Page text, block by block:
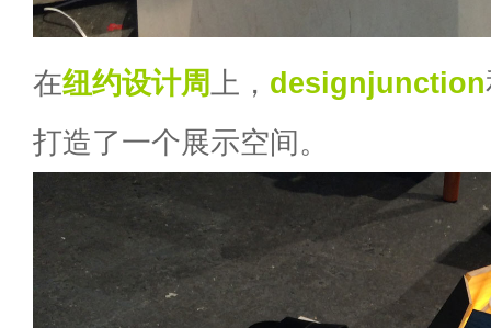
在纽约设计周 上， designjunction
打造了一个展示空间。